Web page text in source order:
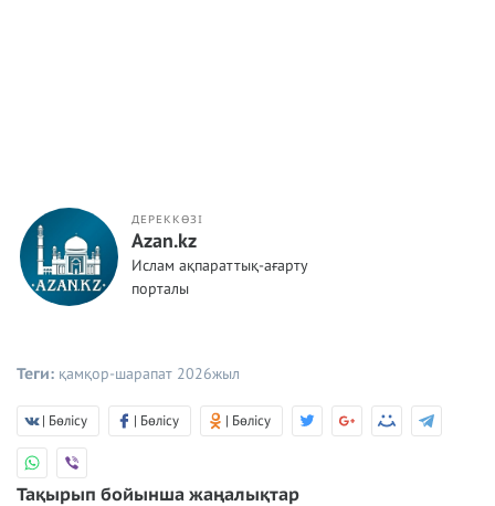
ДЕРЕККӨЗІ
Azan.kz
Ислам ақпараттық-ағарту
порталы
Теги: қамқор-шарапат 2026жыл
| Бөлісу | Бөлісу | Бөлісу
Тақырып бойынша жаңалықтар